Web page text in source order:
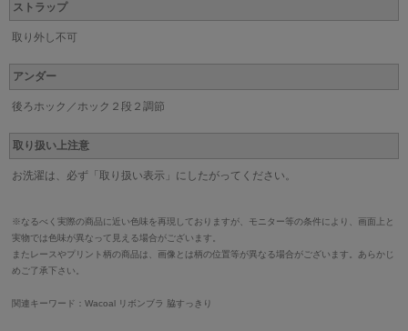
ストラップ
取り外し不可
アンダー
後ろホック／ホック２段２調節
取り扱い上注意
お洗濯は、必ず「取り扱い表示」にしたがってください。
※なるべく実際の商品に近い色味を再現しておりますが、モニター等の条件により、画面上と
実物では色味が異なって見える場合がございます。
またレースやプリント柄の商品は、画像とは柄の位置等が異なる場合がございます。あらかじ
めご了承下さい。
関連キーワード：Wacoal リボンブラ 脇すっきり